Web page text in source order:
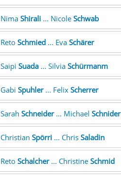
Nima Shirali... Nicole Schwab
Reto Schmied... Eva Schärer
Saipi Suada... Silvia Schürmanm
Gabi Spuhler... Felix Scherrer
Sarah Schneider... Michael Schnider
Christian Spörri... Chris Saladin
Reto Schalcher... Christine Schmid